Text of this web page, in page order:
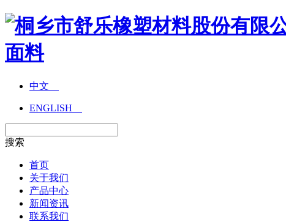
中文
ENGLISH
搜索
首页
关于我们
产品中心
新闻资讯
联系我们